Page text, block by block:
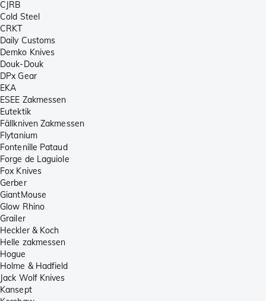
CJRB
Cold Steel
CRKT
Daily Customs
Demko Knives
Douk-Douk
DPx Gear
EKA
ESEE Zakmessen
Eutektik
Fällkniven Zakmessen
Flytanium
Fontenille Pataud
Forge de Laguiole
Fox Knives
Gerber
GiantMouse
Glow Rhino
Grailer
Heckler & Koch
Helle zakmessen
Hogue
Holme & Hadfield
Jack Wolf Knives
Kansept